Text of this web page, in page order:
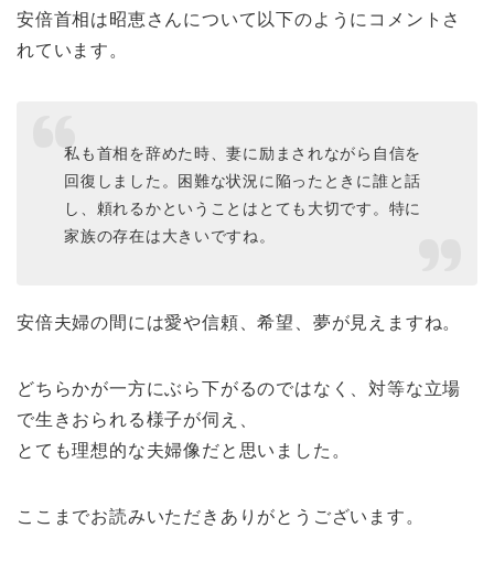
安倍首相は昭恵さんについて以下のようにコメントさ
れています。
私も首相を辞めた時、妻に励まされながら自信を
回復しました。困難な状況に陥ったときに誰と話
し、頼れるかということはとても大切です。特に
家族の存在は大きいですね。
安倍夫婦の間には愛や信頼、希望、夢が見えますね。
どちらかが一方にぶら下がるのではなく、対等な立場
で生きおられる様子が伺え、
とても理想的な夫婦像だと思いました。
ここまでお読みいただきありがとうございます。